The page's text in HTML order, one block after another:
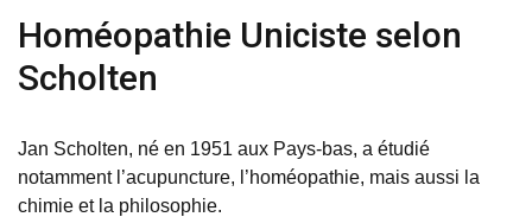
Homéopathie Uniciste selon
Scholten
Jan Scholten, né en 1951 aux Pays-bas, a étudié
notamment l’acupuncture, l’homéopathie, mais aussi la
chimie et la philosophie.